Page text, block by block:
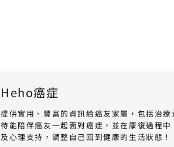
Heho癌症
提供實用、豐富的資訊給癌友家屬，包括治
待能陪伴癌友一起面對癌症，並在康復過程
及心理支持，調整自己回到健康的生活狀態！